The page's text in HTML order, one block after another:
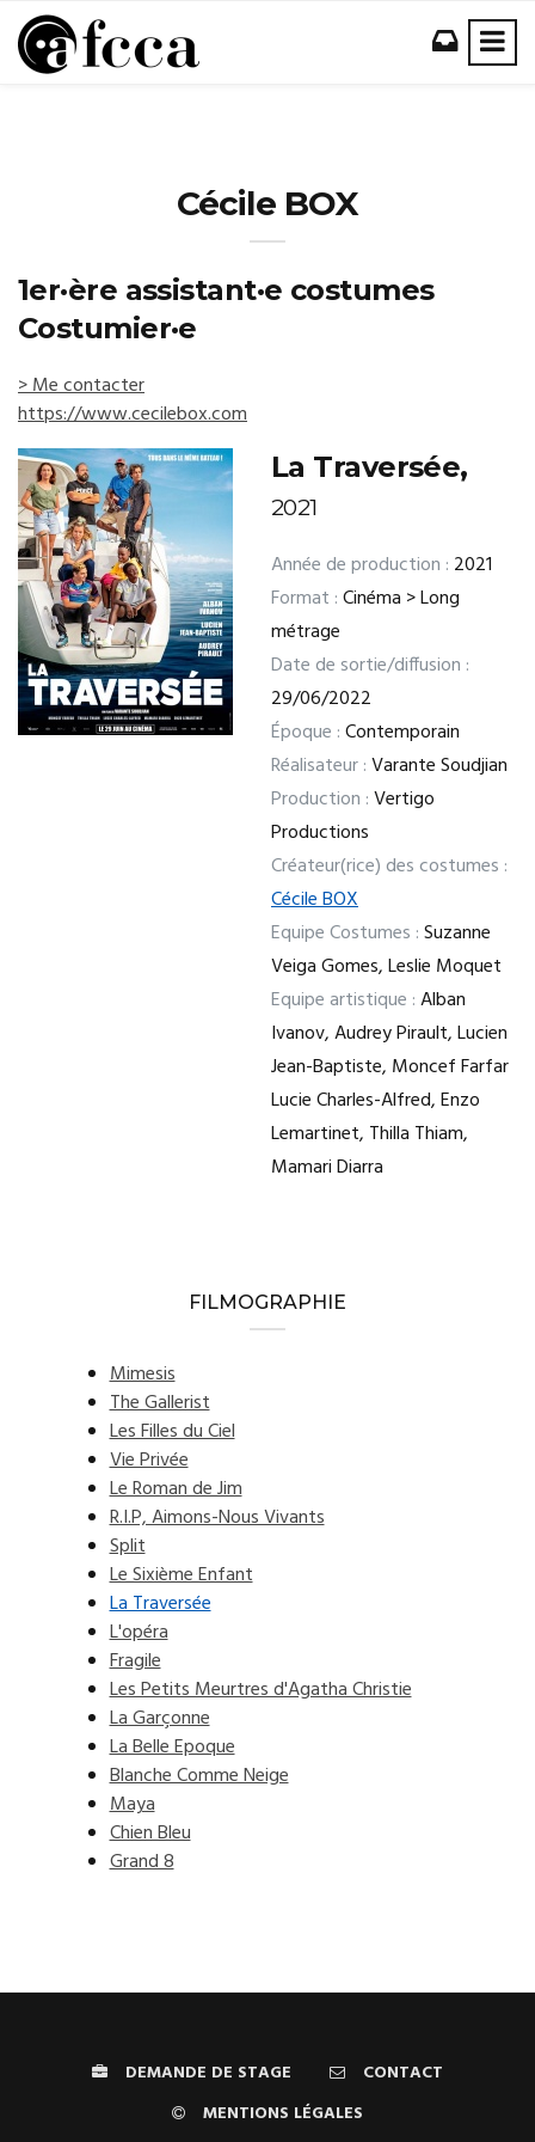
Cécile BOX
1er·ère assistant·e costumes
Costumier·e
> Me contacter
https://www.cecilebox.com
La Traversée,
2021
Année de production : 2021
Format :Cinéma > Long
métrage
Date de sortie/diffusion :
29/06/2022
Époque :Contemporain
Réalisateur :Varante Soudjian
Production :Vertigo
Productions
Créateur(rice) des costumes :
Cécile BOX
Equipe Costumes :Suzanne
Veiga Gomes, Leslie Moquet
Equipe artistique :Alban
Ivanov, Audrey Pirault, Lucien
Jean-Baptiste, Moncef Farfar
Lucie Charles-Alfred, Enzo
Lemartinet, Thilla Thiam,
Mamari Diarra
FILMOGRAPHIE
Mimesis
The Gallerist
Les Filles du Ciel
Vie Privée
Le Roman de Jim
R.I.P, Aimons-Nous Vivants
Split
Le Sixième Enfant
La Traversée
L'opéra
Fragile
Les Petits Meurtres d'Agatha Christie
La Garçonne
La Belle Epoque
Blanche Comme Neige
Maya
Chien Bleu
Grand 8
DEMANDE DE STAGE
CONTACT
MENTIONS LÉGALES